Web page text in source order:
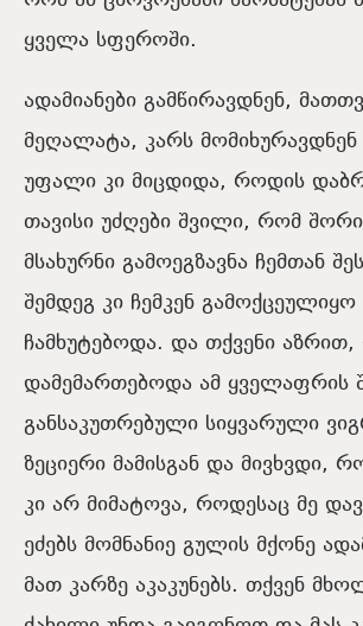
ყველა სფეროში.
ადამიანები გამწირავდნენ,
მეღალატა, კარს
უფალი კი მიცდიდა, როდის
თავისი უძღები შვილი, რომ
მსახურნი გამოეგზავნა ჩემთან
შემდეგ კი ჩემკენ
ჩამხუტებოდა. და თქვენი
დამემართებოდა ამ ყველაფრის
განსაკუთრებული სიყვარული
ზეციერი მამისგან და მივხვდი,
კი არ მიმატოვა, როდესაც მე
ეძებს მომნანიე გულის მქონე
მათ კარზე აკაკუნებს. თქვენ